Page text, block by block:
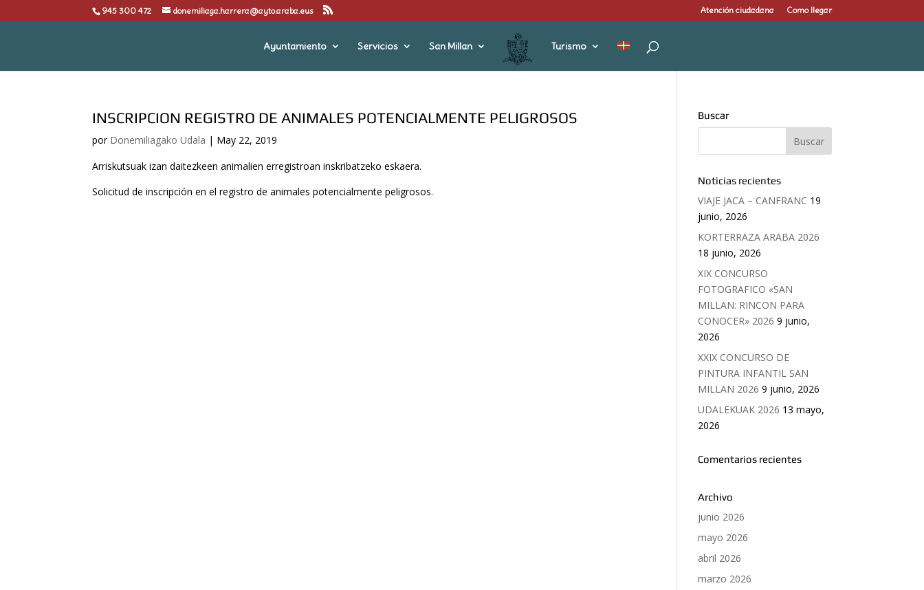
945 300 472 donemiliaga.harrera@ayto.araba.eus Atención ciudadana Como llegar
Ayuntamiento Servicios San Millan Turismo
INSCRIPCION REGISTRO DE ANIMALES POTENCIALMENTE PELIGROSOS
por Donemiliagako Udala | May 22, 2019
Arriskutsuak izan daitezkeen animalien erregistroan inskribatzeko eskaera.
Solicitud de inscripción en el registro de animales potencialmente peligrosos.
Buscar
Noticias recientes
VIAJE JACA – CANFRANC 19
junio, 2026
KORTERRAZA ARABA 2026
18 junio, 2026
XIX CONCURSO
FOTOGRAFICO «SAN
MILLAN: RINCON PARA
CONOCER» 2026 9 junio,
2026
XXIX CONCURSO DE
PINTURA INFANTIL SAN
MILLAN 2026 9 junio, 2026
UDALEKUAK 2026 13 mayo,
2026
Comentarios recientes
Archivo
junio 2026
mayo 2026
abril 2026
marzo 2026